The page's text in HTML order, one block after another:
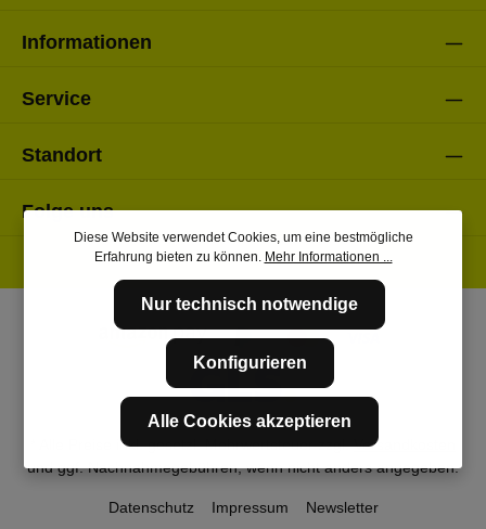
Informationen
Service
Standort
Folge uns
* Alle Preise inkl. gesetzl. Mehrwertsteuer zzgl.Versandkosten
und ggf. Nachnahmegebühren, wenn nicht anders angegeben.
Datenschutz Impressum Newsletter
Diese Website verwendet Cookies, um eine bestmögliche
Erfahrung bieten zu können. Mehr Informationen ...
Nur technisch notwendige
Konfigurieren
Alle Cookies akzeptieren